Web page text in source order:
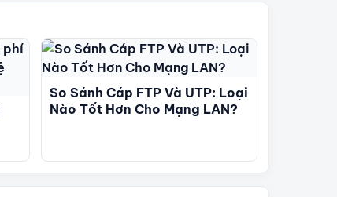
So Sánh Cáp FTP Và UTP: Loại
Nào Tốt Hơn Cho Mạng LAN?